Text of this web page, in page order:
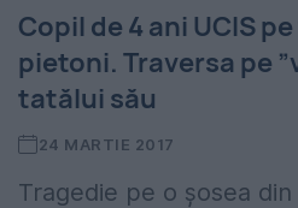
Copil de 4 ani UCIS
pietoni. Traversa pe
tatălui său
24 MARTIE 2017
Tragedie pe o șosea